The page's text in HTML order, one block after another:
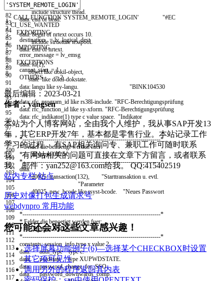
81
82
83
84
85
86
87
88
89
90
91
92
93
94
95
96
97
98
99
100
101
102
103
104
105
106
107
108
109
110
111
112
113
114
115
116
117
data: begin of head.
include structure thead
data: end of head.
data: begin of nrtext occurs 10.
include structure textpool
data: end of nrtext
data: id(2),
object like dokil-object
state like dokil-dokstate
data: langu like sy-langu "BINK104530
data: rfc_program id like rs38l-include "RFC-Berechtigungsprüfung
data: rfc_function id like sy-xform "RFC-Berechtigungsprüfung
data: rfc_indikator(1) type c value space "Indikator
*---------------------------------------------------------------------*
* Felder die benoetigt werden fuer:
* Dynpro 0025:
*---------------------------------------------------------------------*
data:
d0025_transaction(132)
"Starttransaktion u. evtl.
"Parameter
d0025_new bcode like rsyst-bcode "Neues Passwort
*---------------------------------------------------------------------*
* Felder die benoetigt werden fuer:
* Dynpro 0042 / 0043
*---------------------------------------------------------------------*
constants: session info type x value 2.
data: auth_type type c.
data: pwdstate type XUPWDSTATE
data: password_change_for_SSO.
data: password_downwards_comp.
1
2
3
4
5
6
7
8
CALL FUNCTION 'SYSTEM_REMOTE_LOGIN'
"#EC
CI_USE_WANTED
EXPORTING
destination
= lv_logical_dest
IMPORTING
error_message = lv emsg
EXCEPTIONS
cannot_start = 1
OTHERS
= 2.
最后编辑： 2023-03-21
作者：yangsen
本站为个人博客网站，全由我个人维护，我从事SAP开发13
年，其它ERP开发7年，基本都是零售行业。本站记录工作
学习的过程， 有SAP相关询问专、兼职工作可随时联系
我。 有网站相关的问题可直接在文章下方留言，或者联系
我。 邮件：yan252@163.com给我。 QQ:415402519
站内专栏 站点
历史对像打包生成请求号
webdynpro 常用功能
您可能还会对这些文章感兴趣！
选择屏幕功能例子(6)—选择某个CHECKBOX时设置
其它项可见性
调用另外的程序返回其内表